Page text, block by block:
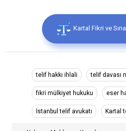
Kartal Fikri ve
telif hakkı ihlali telif davası
fikri mülkiyet hukuku eser
İstanbul telif avukatı Kartal